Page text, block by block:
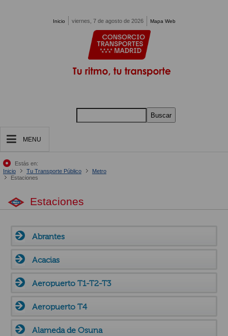
Inicio viernes, 7 de agosto de 2026 Mapa Web
Buscar
MENU
Estás en:
Inicio
Tu Transporte Público
Metro
Estaciones
Estaciones
Abrantes
Acacias
Aeropuerto T1-T2-T3
Aeropuerto T4
Alameda de Osuna